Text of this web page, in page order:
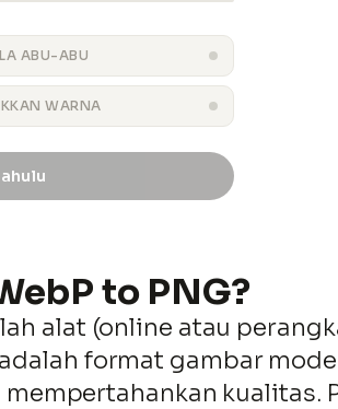
ABU-ABU
WARNA
to PNG?
alat (online atau
format gambar